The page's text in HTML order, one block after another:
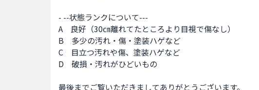
- --状態ランクについて---
A　良好（30㎝離れてたところより目視で傷なし）
B　多少の汚れ・傷・塗装ハゲなど
C　目立つ汚れや傷、塗装ハゲなど
D　破損・汚れがひどいもの
最後までご覧いただきましてありがとうございます。